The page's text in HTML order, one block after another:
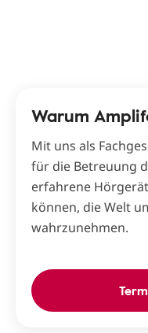
Warum
Mit uns als
für die Betreuung
erfahrene
können, die Welt
wahrzunehmen.